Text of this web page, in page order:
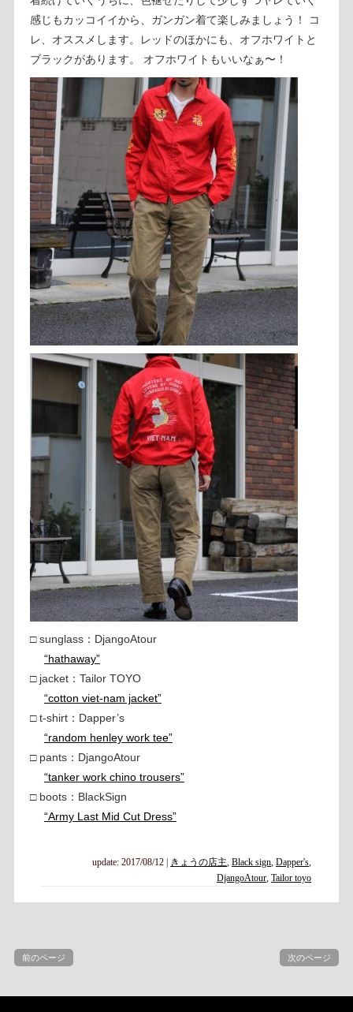
感じもカッコイイから、ガンガン着て楽しみましょう！ コ
レ、オススメします。レッドのほかにも、オフホワイトと
ブラックがあります。 オフホワイトもいいなぁ〜！
□ sunglass：DjangoAtour
“hathaway”
□ jacket：Tailor TOYO
“cotton viet-nam jacket”
□ t-shirt：Dapper’s
“random henley work tee”
□ pants：DjangoAtour
“tanker work chino trousers”
□ boots：BlackSign
“Army Last Mid Cut Dress”
update: 2017/08/12 | きょうの店主 ,Black sign ,Dapper's
DjangoAtour ,Tailor toyo
前のページ 次のページ